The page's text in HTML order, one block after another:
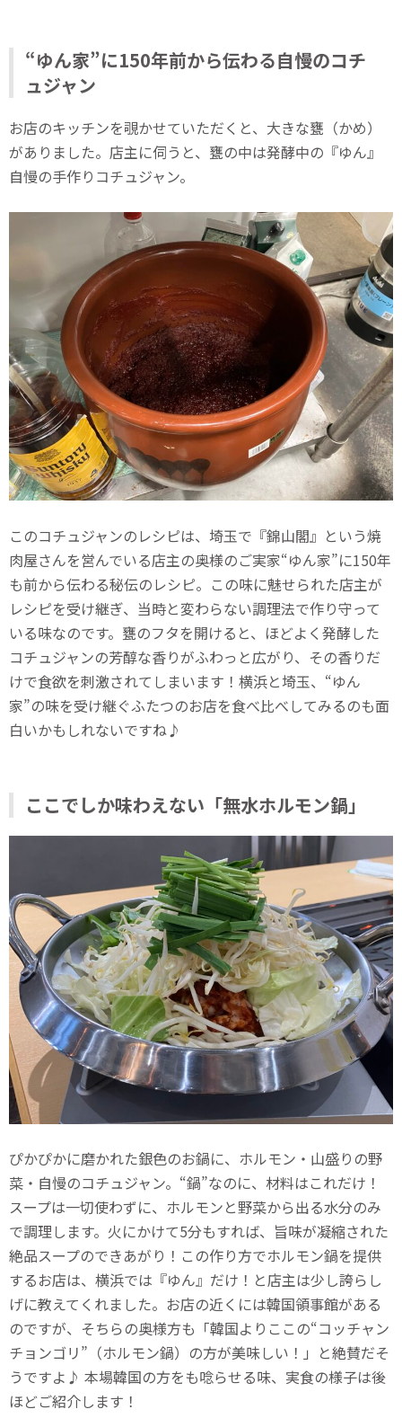
“ゆん家”に150年前から伝わる自慢のコチ
ュジャン
お店のキッチンを覗かせていただくと、大きな甕（かめ）
がありました。店主に伺うと、甕の中は発酵中の『ゆん』
自慢の手作りコチュジャン。
このコチュジャンのレシピは、埼玉で『錦山閣』という焼
肉屋さんを営んでいる店主の奥様のご実家“ゆん家”に150年
も前から伝わる秘伝のレシピ。この味に魅せられた店主が
レシピを受け継ぎ、当時と変わらない調理法で作り守って
いる味なのです。甕のフタを開けると、ほどよく発酵した
コチュジャンの芳醇な香りがふわっと広がり、その香りだ
けで食欲を刺激されてしまいます！横浜と埼玉、“ゆん
家”の味を受け継ぐふたつのお店を食べ比べしてみるのも面
白いかもしれないですね♪
ここでしか味わえない「無水ホルモン鍋」
ぴかぴかに磨かれた銀色のお鍋に、ホルモン・山盛りの野
菜・自慢のコチュジャン。“鍋”なのに、材料はこれだけ！
スープは一切使わずに、ホルモンと野菜から出る水分のみ
で調理します。火にかけて5分もすれば、旨味が凝縮された
絶品スープのできあがり！この作り方でホルモン鍋を提供
するお店は、横浜では『ゆん』だけ！と店主は少し誇らし
げに教えてくれました。お店の近くには韓国領事館がある
のですが、そちらの奥様方も「韓国よりここの“コッチャン
チョンゴリ”（ホルモン鍋）の方が美味しい！」と絶賛だそ
うですよ♪ 本場韓国の方をも唸らせる味、実食の様子は後
ほどご紹介します！